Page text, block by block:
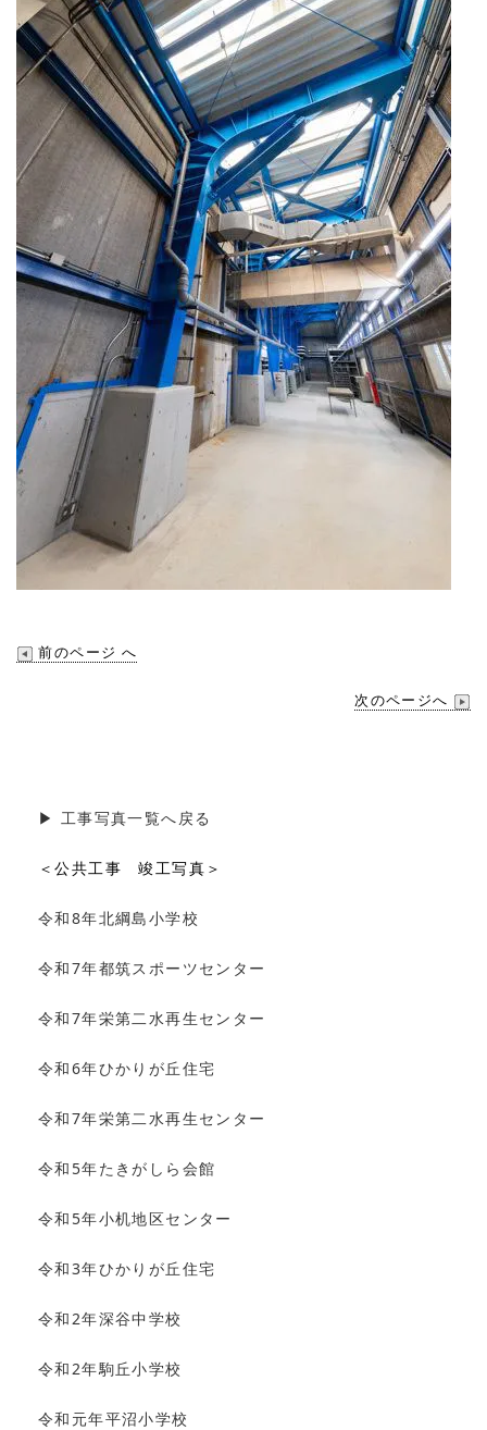
前のページ へ
次のページへ
▶︎ 工事写真一覧へ戻る
＜公共工事 竣工写真＞
令和8年北綱島小学校
令和7年都筑スポーツセンター
令和7年栄第二水再生センター
令和6年ひかりが丘住宅
令和7年栄第二水再生センター
令和5年たきがしら会館
令和5年小机地区センター
令和3年ひかりが丘住宅
令和2年深谷中学校
令和2年駒丘小学校
令和元年平沼小学校